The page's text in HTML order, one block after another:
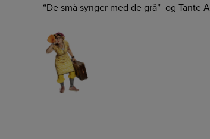
“De små synger med de grå” og